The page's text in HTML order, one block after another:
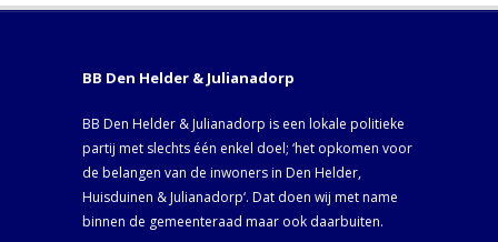
BB Den Helder & Julianadorp
BB Den Helder & Julianadorp is een lokale politieke
partij met slechts één enkel doel; ‘het opkomen voor
de belangen van de inwoners in Den Helder,
Huisduinen & Julianadorp‘. Dat doen wij met name
binnen de gemeenteraad maar ook daarbuiten.